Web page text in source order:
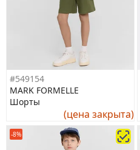
#549154
MARK FORMELLE
Шорты
(цена закрыта)
-8%